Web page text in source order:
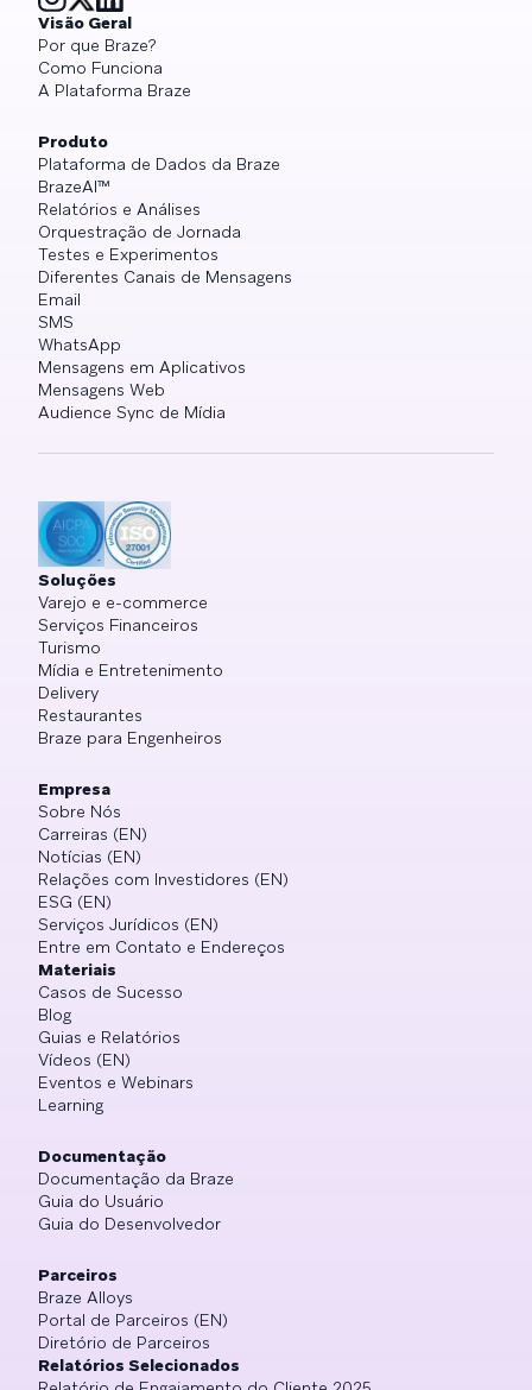
Visão Geral
Por que Braze?
Como Funciona
A Plataforma Braze
Produto
Plataforma de Dados da Braze
BrazeAI™
Relatórios e Análises
Orquestração de Jornada
Testes e Experimentos
Diferentes Canais de Mensagens
Email
SMS
WhatsApp
Mensagens em Aplicativos
Mensagens Web
Audience Sync de Mídia
Soluções
Varejo e e-commerce
Serviços Financeiros
Turismo
Mídia e Entretenimento
Delivery
Restaurantes
Braze para Engenheiros
Empresa
Sobre Nós
Carreiras (EN)
Notícias (EN)
Relações com Investidores (EN)
ESG (EN)
Serviços Jurídicos (EN)
Entre em Contato e Endereços
Materiais
Casos de Sucesso
Blog
Guias e Relatórios
Vídeos (EN)
Eventos e Webinars
Learning
Documentação
Documentação da Braze
Guia do Usuário
Guia do Desenvolvedor
Parceiros
Braze Alloys
Portal de Parceiros (EN)
Diretório de Parceiros
Relatórios Selecionados